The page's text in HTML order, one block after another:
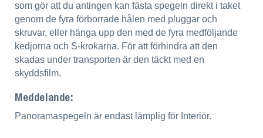
som gör att du antingen kan fästa spegeln direkt i taket
genom de fyra förborrade hålen med pluggar och
skruvar, eller hänga upp den med de fyra medföljande
kedjorna och S-krokarna. För att förhindra att den
skadas under transporten är den täckt med en
skyddsfilm.
Meddelande:
Panoramaspegeln är endast lämplig för Interiör.